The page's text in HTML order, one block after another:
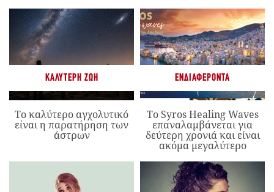
ΚΑΛΎΤΕΡΗ ΖΩΉ
Το καλύτερο αγχολυτικό
είναι η παρατήρηση των
άστρων
ΕΝΔΙΑΦΈΡΟΝΤΑ
Το Syros Healing Waves
επαναλαμβάνεται για
δεύτερη χρονιά και είναι
ακόμα μεγαλύτερο